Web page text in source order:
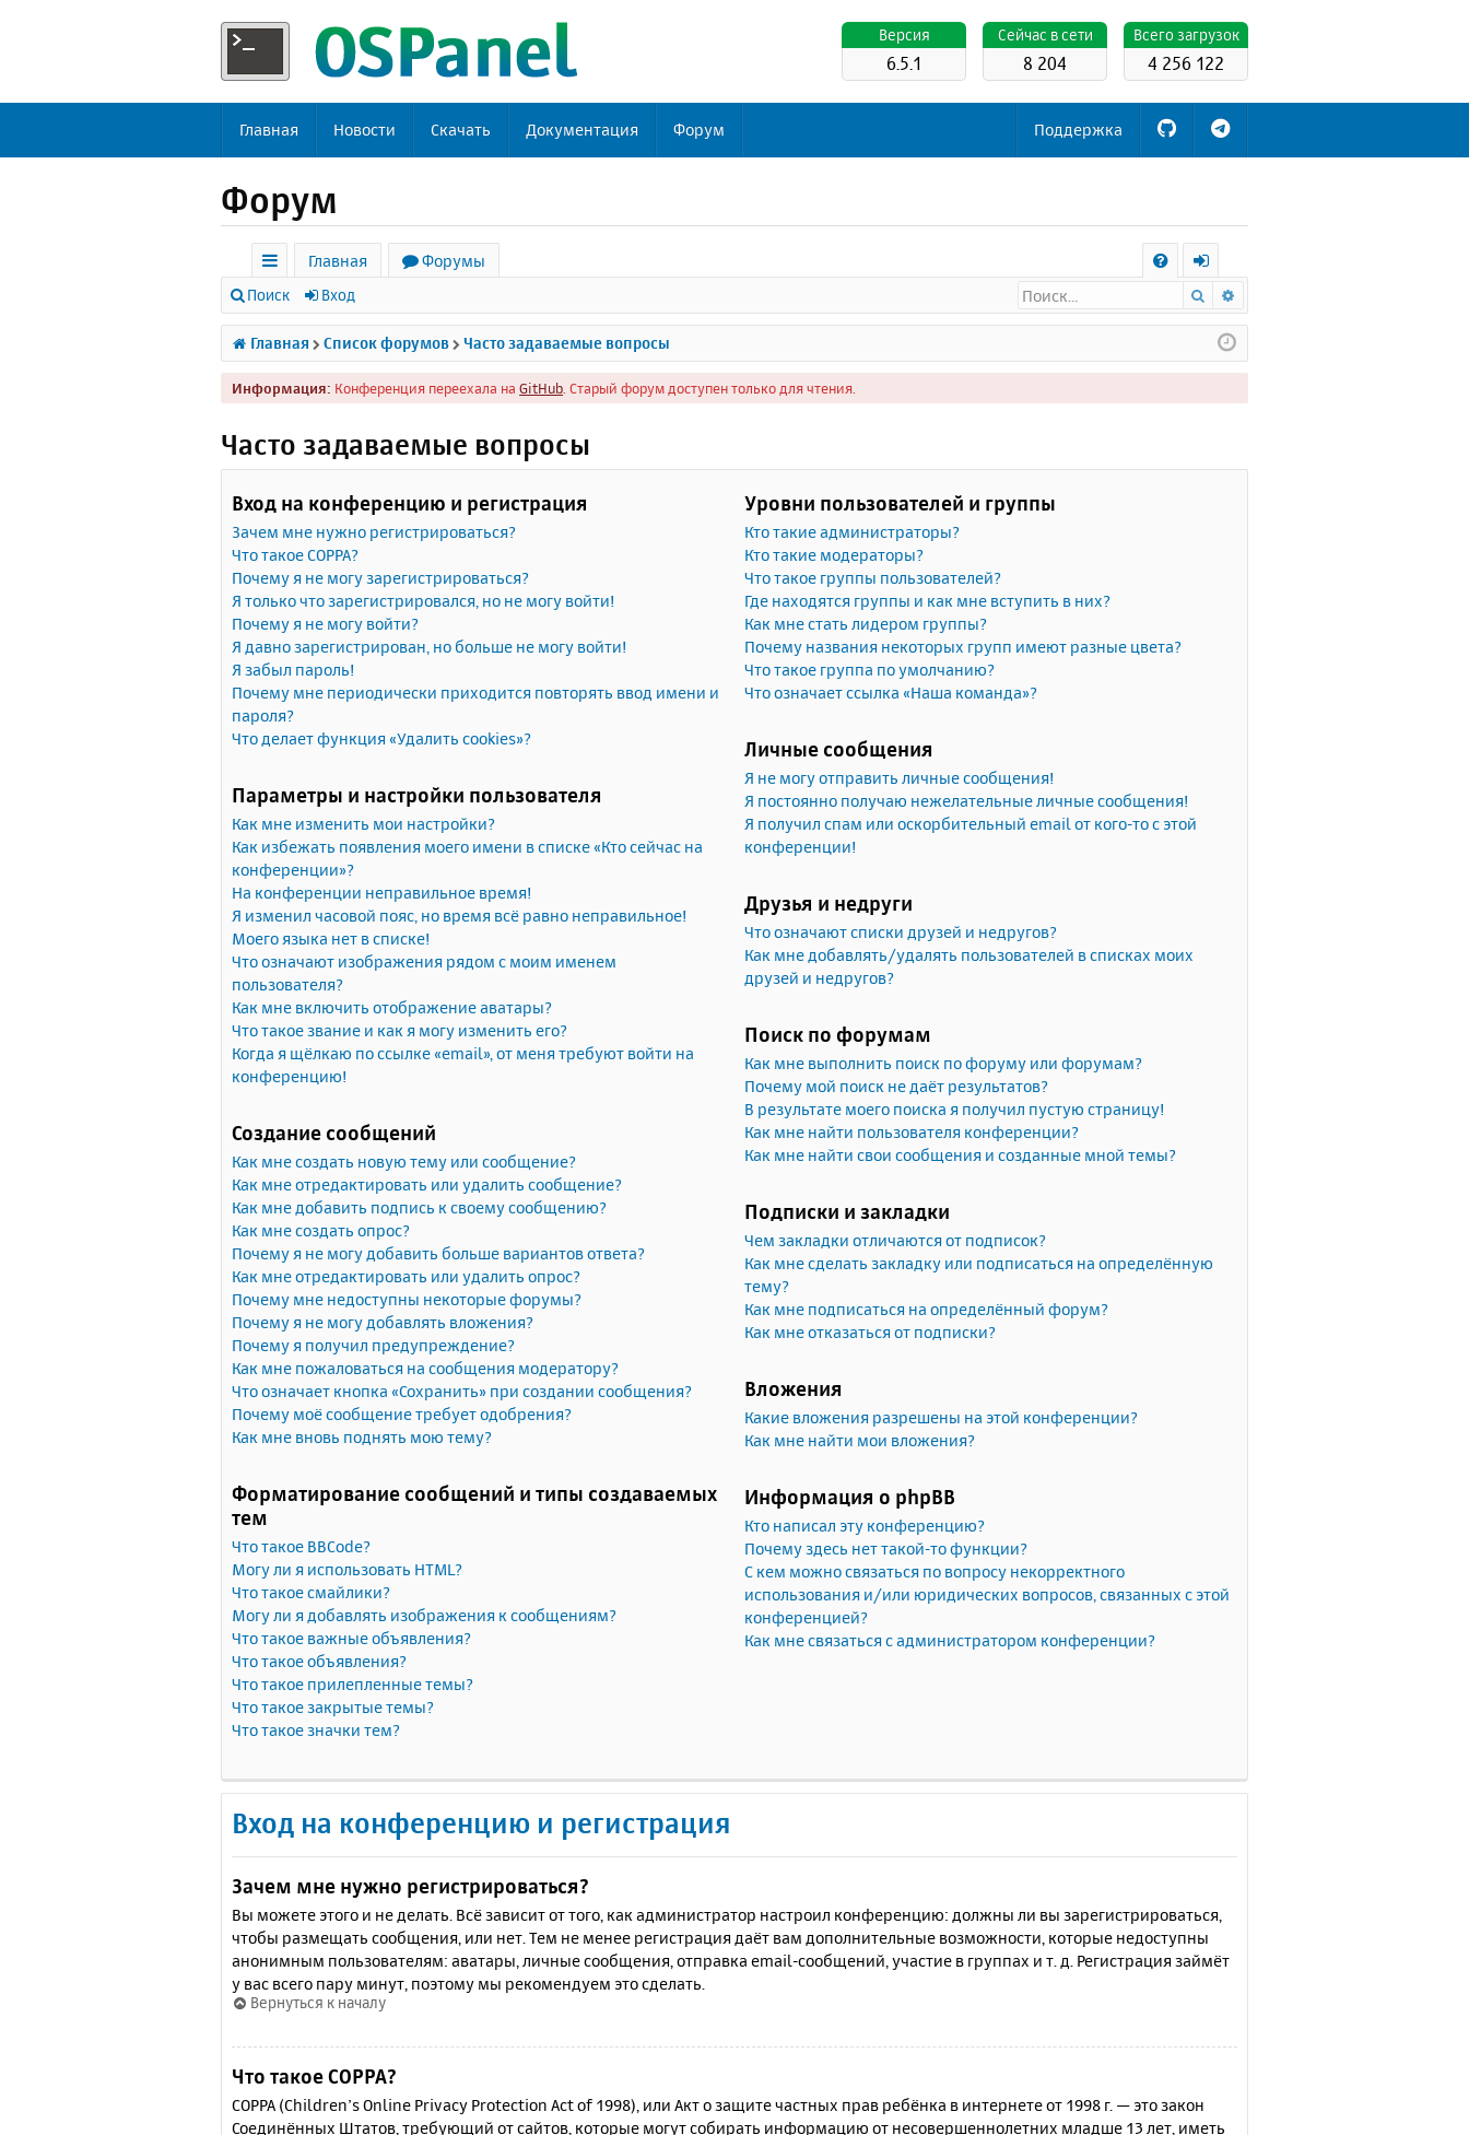
Всего загрузок
4 256 122
Cейчас в сети
8 204
Версия
6.5.1
Главная Новости Скачать Документация Форум Поддержка
Форум
с
ы
л
к
Главная
Форумы
Q
х
о
д
Поиск Вход Поиск
Главная Список форумов Часто задаваемые вопросы
Информация: Конференция переехала на GitHub . Старый форум доступен только для чтения.
Часто задаваемые вопросы
Вход на конференцию и регистрация
Зачем мне нужно регистрироваться?
Что такое COPPA?
Почему я не могу зарегистрироваться?
Я только что зарегистрировался, но не могу войти!
Почему я не могу войти?
Я давно зарегистрирован, но больше не могу войти!
Я забыл пароль!
Почему мне периодически приходится повторять ввод имени и
пароля?
Что делает функция «Удалить cookies»?
Параметры и настройки пользователя
Как мне изменить мои настройки?
Как избежать появления моего имени в списке «Кто сейчас на
конференции»?
На конференции неправильное время!
Я изменил часовой пояс, но время всё равно неправильное!
Моего языка нет в списке!
Что означают изображения рядом с моим именем
пользователя?
Как мне включить отображение аватары?
Что такое звание и как я могу изменить его?
Когда я щёлкаю по ссылке «email», от меня требуют войти на
конференцию!
Создание сообщений
Как мне создать новую тему или сообщение?
Как мне отредактировать или удалить сообщение?
Как мне добавить подпись к своему сообщению?
Как мне создать опрос?
Почему я не могу добавить больше вариантов ответа?
Как мне отредактировать или удалить опрос?
Почему мне недоступны некоторые форумы?
Почему я не могу добавлять вложения?
Почему я получил предупреждение?
Как мне пожаловаться на сообщения модератору?
Что означает кнопка «Сохранить» при создании сообщения?
Почему моё сообщение требует одобрения?
Как мне вновь поднять мою тему?
Форматирование сообщений и типы создаваемых
тем
Что такое BBCode?
Могу ли я использовать HTML?
Что такое смайлики?
Могу ли я добавлять изображения к сообщениям?
Что такое важные объявления?
Что такое объявления?
Что такое прилепленные темы?
Что такое закрытые темы?
Что такое значки тем?
Уровни пользователей и группы
Кто такие администраторы?
Кто такие модераторы?
Что такое группы пользователей?
Где находятся группы и как мне вступить в них?
Как мне стать лидером группы?
Почему названия некоторых групп имеют разные цвета?
Что такое группа по умолчанию?
Что означает ссылка «Наша команда»?
Личные сообщения
Я не могу отправить личные сообщения!
Я постоянно получаю нежелательные личные сообщения!
Я получил спам или оскорбительный email от кого-то с этой
конференции!
Друзья и недруги
Что означают списки друзей и недругов?
Как мне добавлять/удалять пользователей в списках моих
друзей и недругов?
Поиск по форумам
Как мне выполнить поиск по форуму или форумам?
Почему мой поиск не даёт результатов?
В результате моего поиска я получил пустую страницу!
Как мне найти пользователя конференции?
Как мне найти свои сообщения и созданные мной темы?
Подписки и закладки
Чем закладки отличаются от подписок?
Как мне сделать закладку или подписаться на определённую
тему?
Как мне подписаться на определённый форум?
Как мне отказаться от подписки?
Вложения
Какие вложения разрешены на этой конференции?
Как мне найти мои вложения?
Информация о phpBB
Кто написал эту конференцию?
Почему здесь нет такой-то функции?
С кем можно связаться по вопросу некорректного
использования и/или юридических вопросов, связанных с этой
конференцией?
Как мне связаться с администратором конференции?
Вход на конференцию и регистрация
Зачем мне нужно регистрироваться?
Вы можете этого и не делать. Всё зависит от того, как администратор настроил конференцию: должны ли вы зарегистрироваться,
чтобы размещать сообщения, или нет. Тем не менее регистрация даёт вам дополнительные возможности, которые недоступны
анонимным пользователям: аватары, личные сообщения, отправка email-сообщений, участие в группах и т. д. Регистрация займёт
у вас всего пару минут, поэтому мы рекомендуем это сделать.
Вернуться к началу
Что такое COPPA?
COPPA (Children’s Online Privacy Protection Act of 1998), или Акт о защите частных прав ребёнка в интернете от 1998 г. — это закон
Соединённых Штатов, требующий от сайтов, которые могут собирать информацию от несовершеннолетних младше 13 лет, иметь